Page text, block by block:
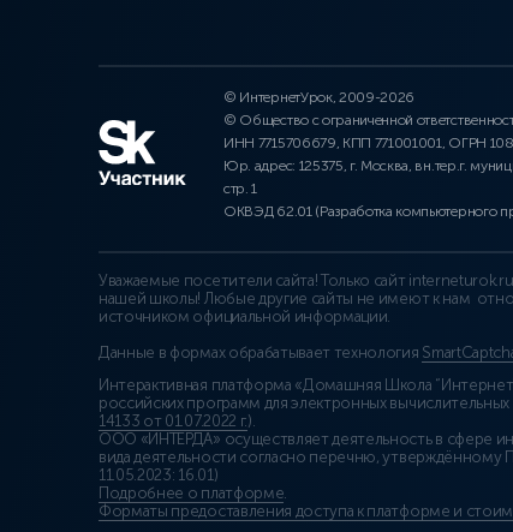
© ИнтернетУрок, 2009-2026
© Общество с ограниченной
ИНН 7715706679, КПП 771001001, ОГРН
Юр. адрес: 125375, г. Москва, вн.тер.г.
стр. 1
ОКВЭД 62.01 (Разработка компьютерного
Уважаемые посетители сайта! Только сайт
нашей школы! Любые другие сайты не имеют к нам
источником официальной информации.
Данные в формах обрабатывает технология
Интерактивная платформа «Домашняя Школа
российских программ для электронных
14133 от 01.07.2022 г.).
ООО «ИНТЕРДА» осуществляет деятельность в сфере
вида деятельности согласно перечню,
11.05.2023: 16.01)
Подробнее о платформе.
Форматы предоставления доступа к платформе и